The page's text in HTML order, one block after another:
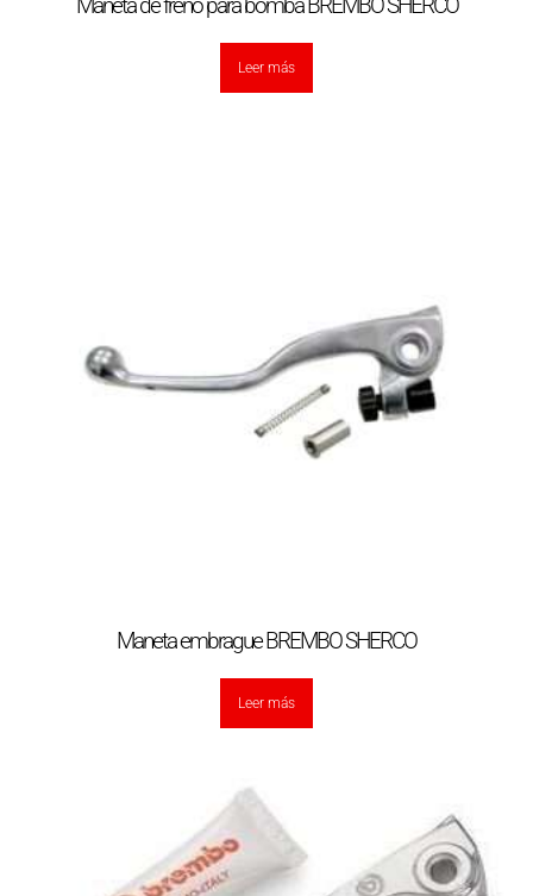
Leer más
Maneta embrague BREMBO SHERCO
Leer más